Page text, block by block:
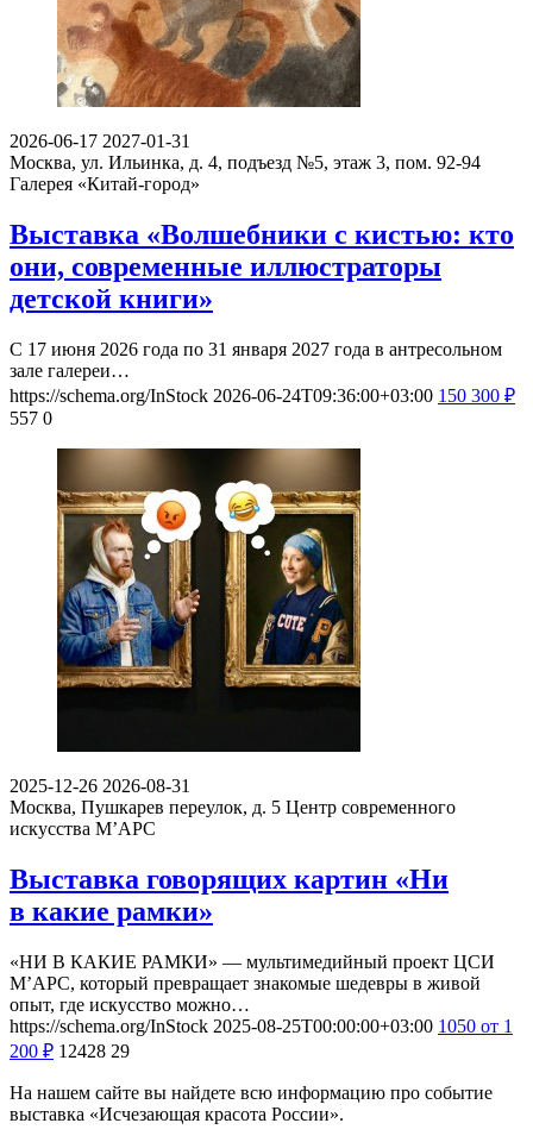
2026-06-17 2027-01-31
Москва, ул. Ильинка, д. 4, подъезд №5, этаж 3, пом. 92-94
Галерея «Китай-город»
Выставка «Волшебники с кистью: кто
они, современные иллюстраторы
детской книги»
С 17 июня 2026 года по 31 января 2027 года в антресольном
зале галереи…
https://schema.org/InStock 2026-06-24T09:36:00+03:00 150 300 ₽
557 0
2025-12-26 2026-08-31
Москва, Пушкарев переулок, д. 5 Центр современного
искусства М’АРС
Выставка говорящих картин «Ни
в какие рамки»
«НИ В КАКИЕ РАМКИ» — мультимедийный проект ЦСИ
М’АРС, который превращает знакомые шедевры в живой
опыт, где искусство можно…
https://schema.org/InStock 2025-08-25T00:00:00+03:00 1050 от 1
200 ₽ 12428 29
На нашем сайте вы найдете всю информацию про событие
выставка «Исчезающая красота России».